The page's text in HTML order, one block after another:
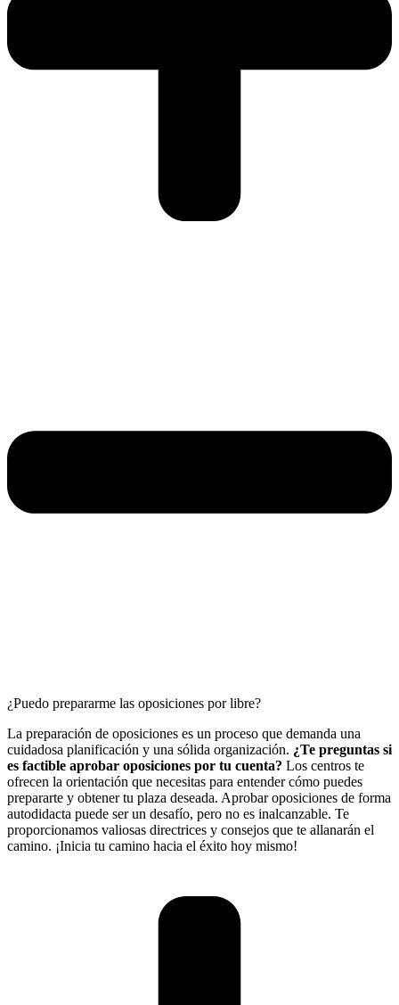
¿Puedo prepararme las oposiciones por libre?
La preparación de oposiciones es un proceso que demanda una
cuidadosa planificación y una sólida organización. ¿Te preguntas si
es factible aprobar oposiciones por tu cuenta? Los centros te
ofrecen la orientación que necesitas para entender cómo puedes
prepararte y obtener tu plaza deseada. Aprobar oposiciones de forma
autodidacta puede ser un desafío, pero no es inalcanzable. Te
proporcionamos valiosas directrices y consejos que te allanarán el
camino. ¡Inicia tu camino hacia el éxito hoy mismo!